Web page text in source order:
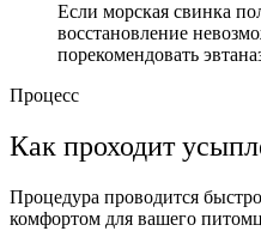
Если морская свинка
восстановление
порекомендовать
Процесс
Как проходит
Процедура проводится
комфортом для вашего